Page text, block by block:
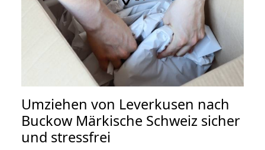
Umziehen von Leverkusen nach
Buckow Märkische Schweiz sicher
und stressfrei